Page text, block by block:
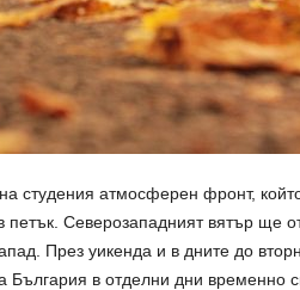
студения атмосферен фронт,
петък. Северозападният вятър ще
През уикенда и в дните до
България в отделни дни временно